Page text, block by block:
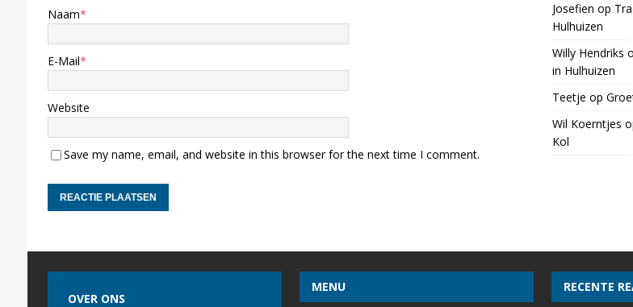
Naam*
E-Mail*
Website
Save my name, email, and website in this browser for the next time I comment.
Josefien op
Hulhuizen
Willy Hendriks
in Hulhuizen
Teetje op
Wil Koerntjes
Kol
OVER ONS
MENU RECENTE